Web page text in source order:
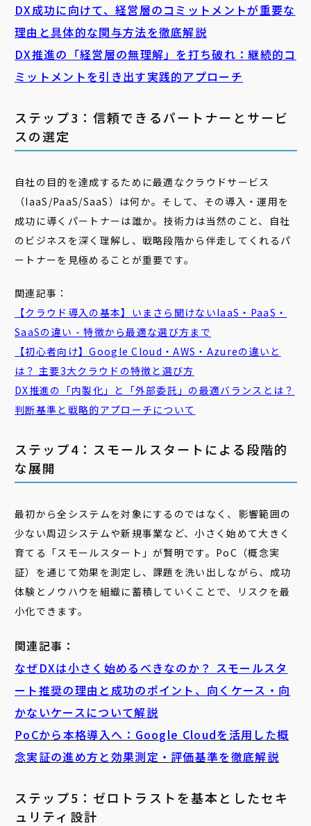
DX成功に向けて、経営層のコミットメントが重要な
理由と具体的な関与方法を徹底解説
DX推進の「経営層の無理解」を打ち破れ：継続的コ
ミットメントを引き出す実践的アプローチ
ステップ3：信頼できるパートナーとサービ
スの選定
自社の目的を達成するために最適なクラウドサービス
（IaaS/PaaS/SaaS）は何か。そして、その導入・運用を
成功に導くパートナーは誰か。技術力は当然のこと、自社
のビジネスを深く理解し、戦略段階から伴走してくれるパ
ートナーを見極めることが重要です。
関連記事：
【クラウド導入の基本】いまさら聞けないIaaS・PaaS・
SaaSの違い - 特徴から最適な選び方まで
【初心者向け】Google Cloud・AWS・Azureの違いと
は？ 主要3大クラウドの特徴と選び方
DX推進の「内製化」と「外部委託」の最適バランスとは？
判断基準と戦略的アプローチについて
ステップ4：スモールスタートによる段階的
な展開
最初から全システムを対象にするのではなく、影響範囲の
少ない周辺システムや新規事業など、小さく始めて大きく
育てる「スモールスタート」が賢明です。PoC（概念実
証）を通じて効果を測定し、課題を洗い出しながら、成功
体験とノウハウを組織に蓄積していくことで、リスクを最
小化できます。
関連記事：
なぜDXは小さく始めるべきなのか？ スモールスタ
ート推奨の理由と成功のポイント、向くケース・向
かないケースについて解説
PoCから本格導入へ：Google Cloudを活用した概
念実証の進め方と効果測定・評価基準を徹底解説
ステップ5：ゼロトラストを基本としたセキ
ュリティ設計